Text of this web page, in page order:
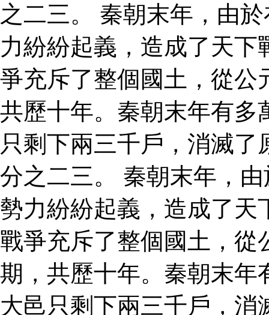
之二三。 秦朝末年，由
力紛紛起義，造成了天
爭充斥了整個國土，從公
共歷十年。秦朝末年有多
只剩下兩三千戶，消滅
分之二三。 秦朝末年，
勢力紛紛起義，造成了天
戰爭充斥了整個國土，從
期，共歷十年。秦朝末年
大邑只剩下兩三千戶，